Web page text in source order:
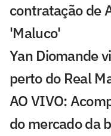
contratação de
'Maluco'
Yan Diomande
perto do Real
AO VIVO:
do mercado da